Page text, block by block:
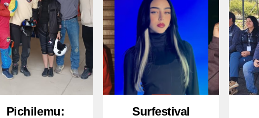
Pichilemu:
Surfestival